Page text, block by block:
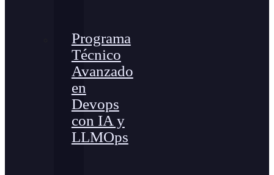
Programa
Técnico
Avanzado
en
Devops
con IA y
LLMOps